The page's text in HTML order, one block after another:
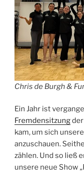
Chris de Burgh &
Ein Jahr ist
Fremdensitzung
kam, um sich
anzuschauen.
zählen. Und so ließ
unsere neue Show